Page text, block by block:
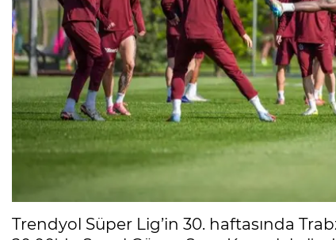
Trendyol Süper Lig’in 30. haftasında